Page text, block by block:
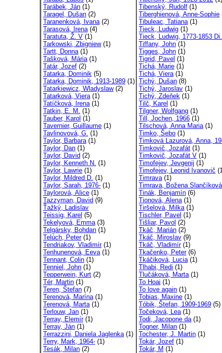
Tarábek, Ján (1)
Taragel, Dušan (2)
Taranenková, Ivana(2)
Tarasová, Irena(4)
Taratuta, Ž. V (1)
Tarkowski, Zbigniew(1)
Tartt, Donna(1)
Tašková, Mária(1)
Tatár, Jozef (2)
Tatarka, Dominik (5)
Tatarka, Dominik, 1913-1989 (1)
Tatarkiewicz, Wladyslaw(2)
Tatarková, Viera(1)
Tatíčková, Irena(1)
Tatkin, E. M. (1)
Tauber, Karol (1)
Tavernier, Guillaume (1)
Tavlinovová, G. (1)
Taylor, Barbara(1)
Taylor, Dan (1)
Taylor, David (2)
Taylor, Kenneth N. (1)
Taylor, Lawrie (1)
Taylor, Mildred D. (1)
Taylor, Sarah, 1976- (1)
Taylorová, Alice (1)
Tazzyman, David (9)
Ťažký, Ladislav
Teissig, Karel (5)
Tekelyová, Emma(3)
Telgársky, Bohdan (1)
Telúch, Peter(1)
Tendriakov, Vladimír(1)
Tenhunenová, Eeva(1)
Tennant, Colin (1)
Tenniel, John (1)
Tepperwein, Kurt (2)
Tér, Martin (1)
Teren, Štefan (7)
Terenová, Marína(1)
Terenová, Marta(1)
Terlouw, Jan (1)
Terray, Elemír(1)
Terray, Ján (1)
Terrazzini, Daniela Jaglenka(1)
Terry, Mark, 1964- (1)
Tesák, Milan (2)
Tibenský, Rudolf (1)
Tiberghienová, Anne-Sophie
Tibuleac, Tatiana(1)
Tieck, Ludwig (1)
Tieck, Ludwig, 1773-1853
Tiffany, John (1)
Tigges, John (1)
Tigrid, Pavel (1)
Tichá, Marie (1)
Tichá, Viera(1)
Tichý, Dušan (8)
Tichý, Jaroslav (1)
Tichý, Zdeňek (1)
Tilč, Karel (1)
Tilgner, Wolfgang (1)
Till, Jochen, 1966 (1)
Tilschová, Anna Maria(1)
Timko, Šebo (1)
Timková Lazurová, Anna,
Timkovič, Jozafát (1)
Timkovič, Jozafát V (1)
Timofejev, Jevgenij (1)
Timofejev, Leonid Ivanovič
Timrava(1)
Timrava, Božena Slančíková
Tinák, Benjamín (6)
Tionová, Alena(1)
Tiršelová, Milka(1)
Tischler, Pavel (1)
Tišliar, Pavol (2)
Tkáč, Marián (2)
Tkáč, Miroslav (9)
Tkáč, Vladimír(1)
Tkačenko, Peter(6)
Tkáčiková, Lucia(1)
Tlhabi, Redi (1)
Tlučáková, Marta(1)
To Hoai (1)
To love again (1)
Tobias, Maxine (1)
Tóbik, Štefan, 1909-1969 (5)
Točeková, Lea(1)
Todi, Jacopone da(1)
Togner, Milan (1)
Tochester, J. Martin (1)
Tokár, Jozef (1)
Tokár, M (1)